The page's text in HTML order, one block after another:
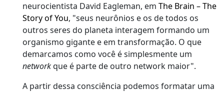
neurocientista David Eagleman, emThe Brain – The
Story of You, "seus neurônios e os de todos os
outros seres do planeta interagem formando um
organismo gigante e em transformação. O que
demarcamos como você é simplesmente um
networkque é parte de outro network maior".
A partir dessa consciência podemos formatar uma